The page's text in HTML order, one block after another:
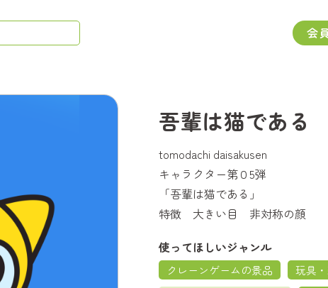
会
吾輩は猫である
tomodachi daisakusen
キャラクター第０5弾
「吾輩は猫である」
特徴 大きい目 非対称の顔
使ってほしいジャンル
クレーンゲームの景品 玩具